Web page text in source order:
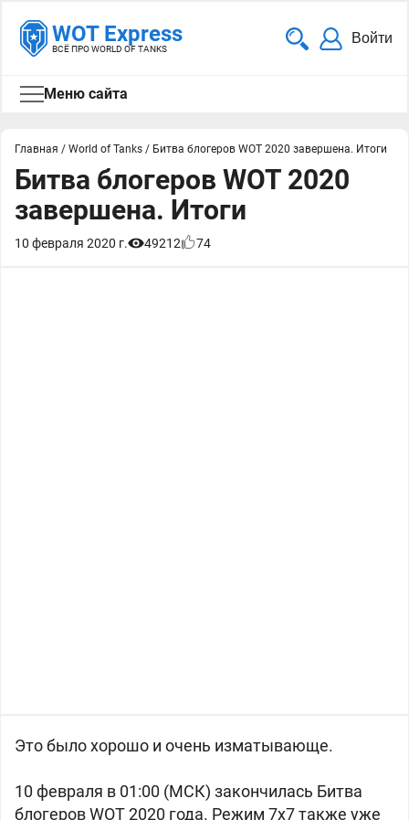
WOT Express
ВСЁ ПРО WORLD OF TANKS
Войти
Меню сайта
Главная / World of Tanks / Битва блогеров WOT 2020 завершена. Итоги
Битва блогеров WOT 2020
завершена. Итоги
10 февраля 2020 г. 49212 74
Это было хорошо и очень изматывающе.
10 февраля в 01:00 (МСК) закончилась Битва
блогеров WOT 2020 года. Режим 7x7 также уже